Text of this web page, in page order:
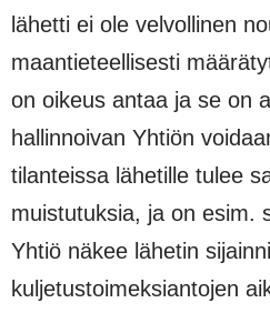
lähetti ei ole velvollinen
maantieteellisesti
on oikeus antaa ja se on
hallinnoivan Yhtiön
tilanteissa lähetille tulee
muistutuksia, ja on esim.
Yhtiö näkee lähetin
kuljetustoimeksiantojen